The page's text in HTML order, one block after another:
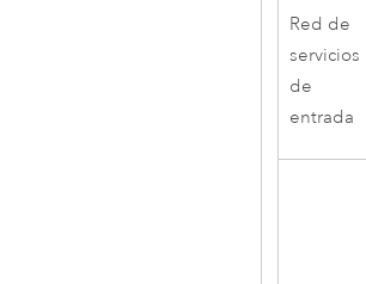
Red de
servicios
de
entrada